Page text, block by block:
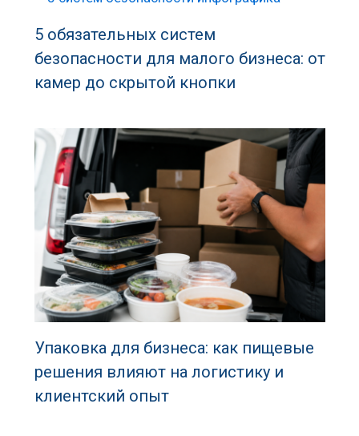
5 обязательных систем
безопасности для малого бизнеса: от
камер до скрытой кнопки
Упаковка для бизнеса: как пищевые
решения влияют на логистику и
клиентский опыт